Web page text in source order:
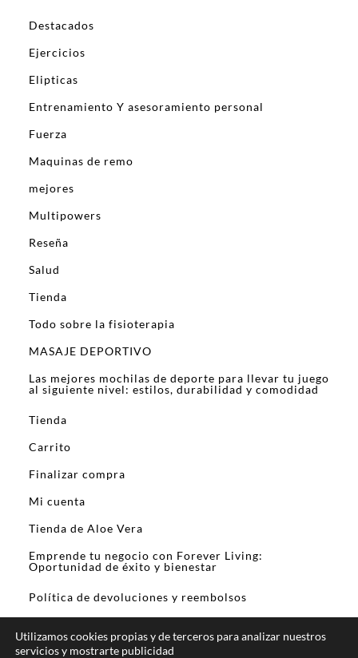
Destacados
Ejercicios
Elipticas
Entrenamiento Y asesoramiento personal
Fuerza
Maquinas de remo
mejores
Multipowers
Reseña
Salud
Tienda
Todo sobre la fisioterapia
MASAJE DEPORTIVO
Las mejores mochilas de deporte para llevar tu juego
al siguiente nivel: estilos, durabilidad y comodidad
Tienda
Carrito
Finalizar compra
Mi cuenta
Tienda de Aloe Vera
Emprende tu negocio con Forever Living:
Oportunidad de éxito y bienestar
Política de devoluciones y reembolsos
Utilizamos cookies propias y de terceros para analizar nuestros
servicios y mostrarte publicidad